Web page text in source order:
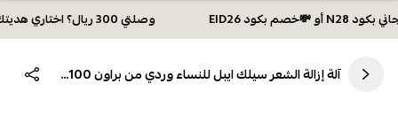
وصلتي 300 ريال؟ اختاري هديتك :🏍 شحن مجاني بكود N28 أو 💸خصم بكود EID26
آلة إزالة الشعر سيلك ايبل للنساء وردي من براون FG1100